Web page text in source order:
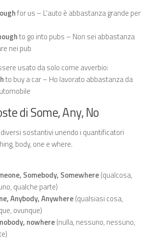
for us – L'auto è abbastanza grande per
to go into pubs – Non sei abbastanza
nei pub
usato da solo come avverbio:
to buy a car – Ho lavorato abbastanza da
di Some, Any, No
sostantivi unendo i quantificatori
body, one e where.
Somebody, Somewhere(qualcosa,
qualche parte)
Anybody, Anywhere(qualsiasi cosa,
ovunque)
nowhere(nulla, nessuno, nessuno,